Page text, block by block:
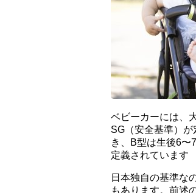
ベビーカーには、
SG（安全基準）
き、B型は生後6〜
定義されています
日本独自の基準な
もあります。前述